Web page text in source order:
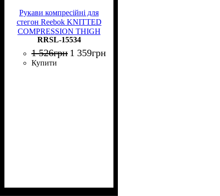
Рукави компресійні для
стегон Reebok KNITTED
COMPRESSION THIGH
SLEEVE 2 шт. чорно-
бірюзові M RRSL-15534
RRSL-15534
1 526грн 1 359грн
Купити